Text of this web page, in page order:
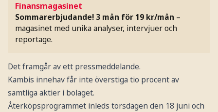
Finansmagasinet
Sommarerbjudande! 3 mån för 19 kr/mån –
magasinet med unika analyser, intervjuer och
reportage.
Det framgår av ett pressmeddelande.
Kambis innehav får inte överstiga tio procent av
samtliga aktier i bolaget.
Återköpsprogrammet inleds torsdagen den 18 juni och